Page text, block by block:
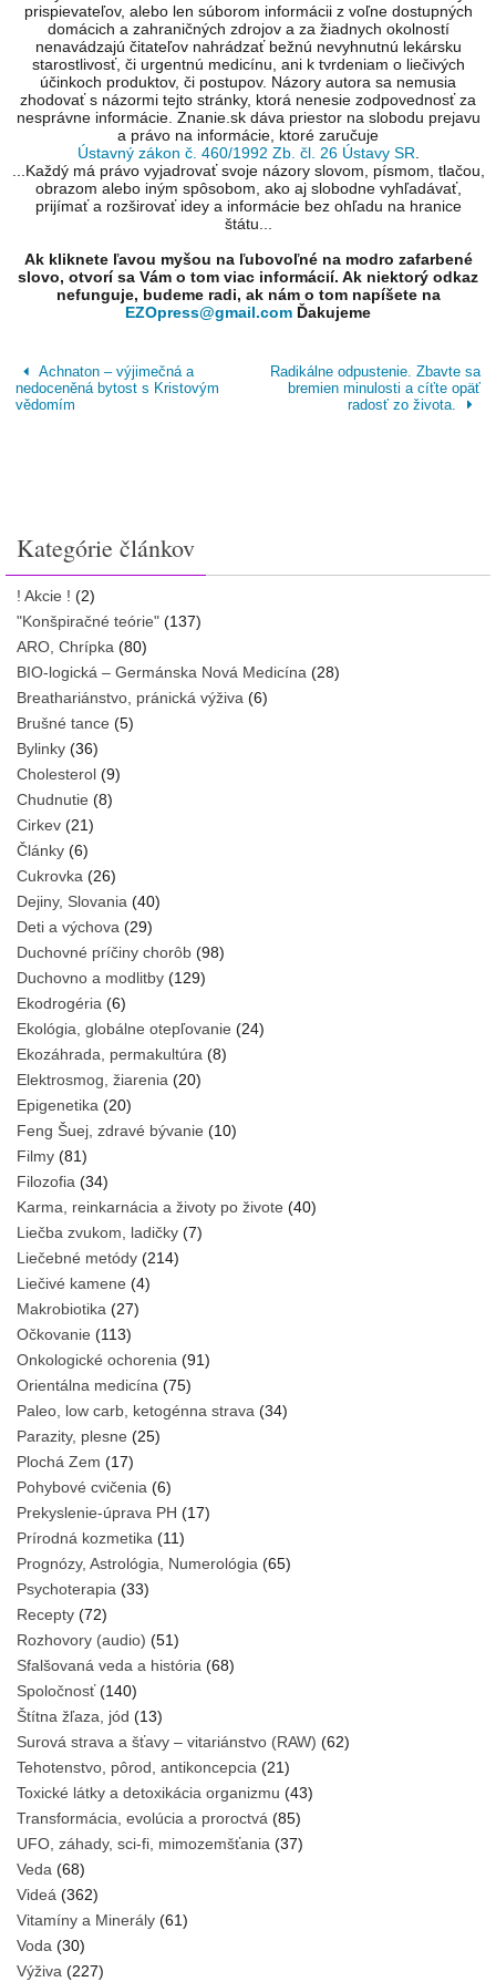
prispievateľov, alebo len súborom informácii z voľne dostupných
domácich a zahraničných zdrojov a za žiadnych okolností
nenavádzajú čitateľov nahrádzať bežnú nevyhnutnú lekársku
starostlivosť, či urgentnú medicínu, ani k tvrdeniam o liečivých
účinkoch produktov, či postupov. Názory autora sa nemusia
zhodovať s názormi tejto stránky, ktorá nenesie zodpovednosť za
nesprávne informácie. Znanie.sk dáva priestor na slobodu prejavu
a právo na informácie, ktoré zaručuje
Ústavný zákon č. 460/1992 Zb. čl. 26 Ústavy SR.
...Každý má právo vyjadrovať svoje názory slovom, písmom, tlačou,
obrazom alebo iným spôsobom, ako aj slobodne vyhľadávať,
prijímať a rozširovať idey a informácie bez ohľadu na hranice
štátu...
Ak kliknete ľavou myšou na ľubovoľné na modro zafarbené
slovo, otvorí sa Vám o tom viac informácií. Ak niektorý odkaz
nefunguje, budeme radi, ak nám o tom napíšete na
EZOpress@gmail.com Ďakujeme
Achnaton – výjimečná a
nedoceněná bytost s Kristovým
vědomím
Radikálne odpustenie. Zbavte sa
bremien minulosti a cíťte opäť
radosť zo života.
Kategórie článkov
! Akcie ! (2)
"Konšpiračné teórie" (137)
ARO, Chrípka (80)
BIO-logická – Germánska Nová Medicína (28)
Breathariánstvo, pránická výživa (6)
Brušné tance (5)
Bylinky (36)
Cholesterol (9)
Chudnutie (8)
Cirkev (21)
Články (6)
Cukrovka (26)
Dejiny, Slovania (40)
Deti a výchova (29)
Duchovné príčiny chorôb (98)
Duchovno a modlitby (129)
Ekodrogéria (6)
Ekológia, globálne otepľovanie (24)
Ekozáhrada, permakultúra (8)
Elektrosmog, žiarenia (20)
Epigenetika (20)
Feng Šuej, zdravé bývanie (10)
Filmy (81)
Filozofia (34)
Karma, reinkarnácia a životy po živote (40)
Liečba zvukom, ladičky (7)
Liečebné metódy (214)
Liečivé kamene (4)
Makrobiotika (27)
Očkovanie (113)
Onkologické ochorenia (91)
Orientálna medicína (75)
Paleo, low carb, ketogénna strava (34)
Parazity, plesne (25)
Plochá Zem (17)
Pohybové cvičenia (6)
Prekyslenie-úprava PH (17)
Prírodná kozmetika (11)
Prognózy, Astrológia, Numerológia (65)
Psychoterapia (33)
Recepty (72)
Rozhovory (audio) (51)
Sfalšovaná veda a história (68)
Spoločnosť(140)
Štítna žľaza, jód (13)
Surová strava a šťavy – vitariánstvo (RAW) (62)
Tehotenstvo, pôrod, antikoncepcia (21)
Toxické látky a detoxikácia organizmu (43)
Transformácia, evolúcia a proroctvá (85)
UFO, záhady, sci-fi, mimozemšťania (37)
Veda (68)
Videá (362)
Vitamíny a Minerály (61)
Voda (30)
Výživa (227)